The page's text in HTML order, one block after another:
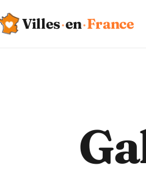
Villes·en·France